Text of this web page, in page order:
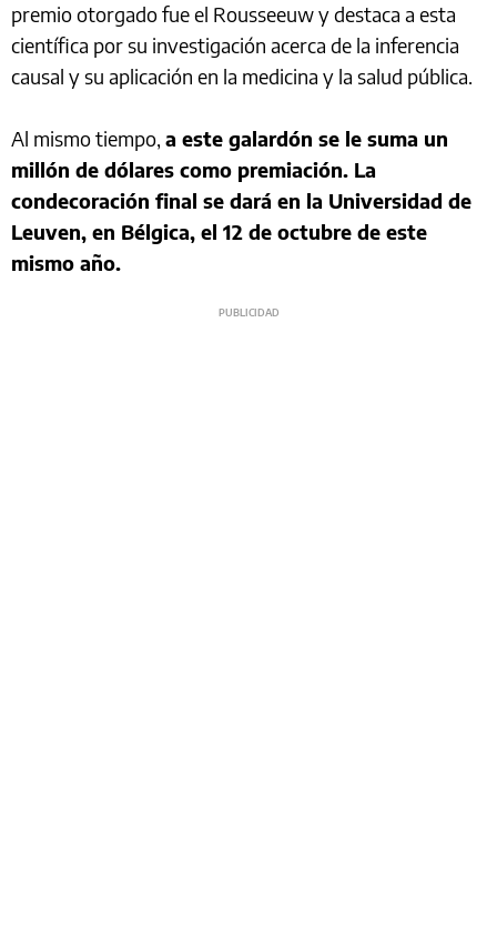
premio otorgado fue el Rousseeuw y destaca a esta
científica por su investigación acerca de la inferencia
causal y su aplicación en la medicina y la salud pública.
Al mismo tiempo, a este galardón se le suma un
millón de dólares como premiación. La
condecoración final se dará en la Universidad de
Leuven, en Bélgica, el 12 de octubre de este
mismo año.